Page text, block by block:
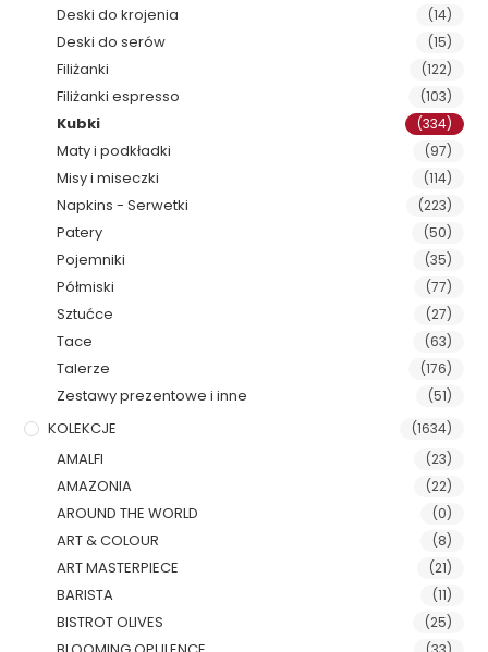
Deski do krojenia (14)
Deski do serów (15)
Filiżanki (122)
Filiżanki espresso (103)
Kubki (334)
Maty i podkładki (97)
Misy i miseczki (114)
Napkins - Serwetki (223)
Patery (50)
Pojemniki (35)
Półmiski (77)
Sztućce (27)
Tace (63)
Talerze (176)
Zestawy prezentowe i inne (51)
KOLEKCJE (1634)
AMALFI (23)
AMAZONIA (22)
AROUND THE WORLD (0)
ART & COLOUR (8)
ART MASTERPIECE (21)
BARISTA (11)
BISTROT OLIVES (25)